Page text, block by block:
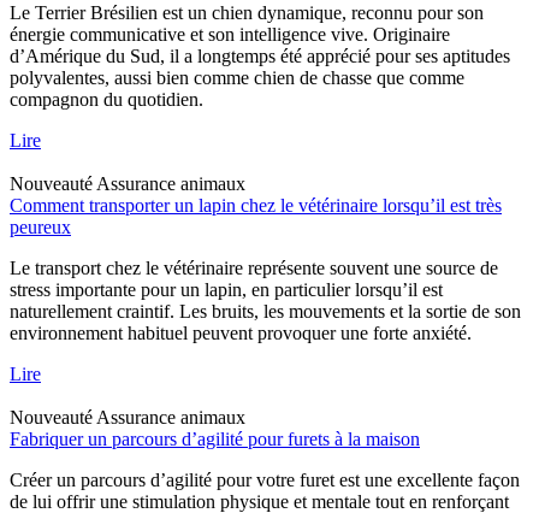
Le Terrier Brésilien est un chien dynamique, reconnu pour son
énergie communicative et son intelligence vive. Originaire
d’Amérique du Sud, il a longtemps été apprécié pour ses aptitudes
polyvalentes, aussi bien comme chien de chasse que comme
compagnon du quotidien.
Lire
Nouveauté Assurance animaux
Comment transporter un lapin chez le vétérinaire lorsqu’il est très
peureux
Le transport chez le vétérinaire représente souvent une source de
stress importante pour un lapin, en particulier lorsqu’il est
naturellement craintif. Les bruits, les mouvements et la sortie de son
environnement habituel peuvent provoquer une forte anxiété.
Lire
Nouveauté Assurance animaux
Fabriquer un parcours d’agilité pour furets à la maison
Créer un parcours d’agilité pour votre furet est une excellente façon
de lui offrir une stimulation physique et mentale tout en renforçant